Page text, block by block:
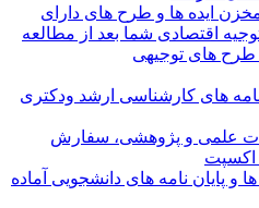
ایده ها و طرح های دارای
اقتصادی شما بعد از مطالعه
های توجیهی
های کارشناسی ارشد ودکتری
علمی و پژوهشی، سفارش
و پایان نامه های دانشجویی آماده